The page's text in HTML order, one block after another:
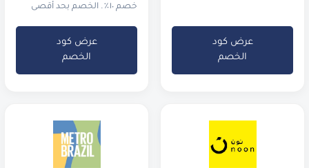
عرض كود
الخصم
خصم ١٠٪. الخصم بحد أقصى
عرض كود
الخصم